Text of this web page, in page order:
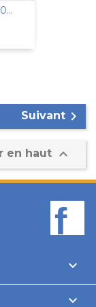
Suivant 
en haut 

